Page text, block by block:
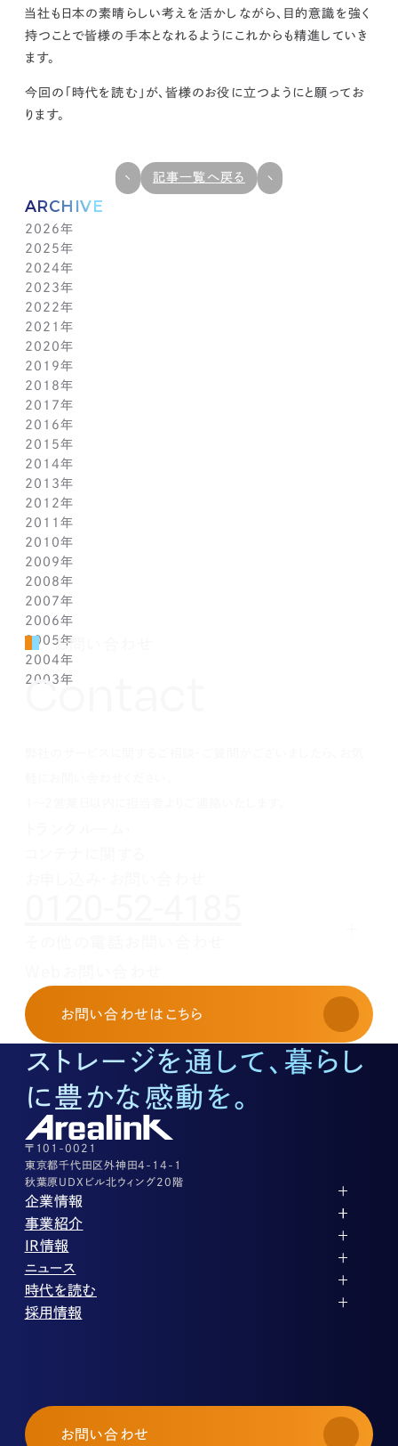
ARCHIVE
2026年
7月(1)
6月(1)
5月(1)
4月(1)
3月(1)
2月(1)
1月(1)
2025年
12月(1)
11月(1)
10月(1)
9月(1)
8月(1)
7月(1)
6月(1)
5月(1)
4月(1)
3月(1)
2月(1)
1月(2)
2024年
11月(1)
10月(1)
9月(1)
8月(1)
7月(1)
6月(1)
5月(1)
4月(1)
3月(1)
2月(1)
1月(2)
2023年
11月(1)
10月(1)
9月(1)
8月(1)
7月(1)
6月(1)
5月(1)
4月(1)
3月(1)
2月(1)
1月(2)
2022年
11月(1)
10月(1)
9月(1)
8月(1)
7月(1)
6月(1)
5月(1)
4月(1)
3月(2)
1月(2)
2021年
11月(1)
10月(1)
9月(1)
8月(1)
7月(1)
6月(1)
5月(1)
4月(1)
3月(1)
2月(1)
1月(2)
2020年
11月(2)
9月(2)
7月(1)
6月(2)
5月(2)
4月(3)
3月(2)
2月(1)
2019年
12月(2)
10月(1)
9月(2)
7月(1)
6月(2)
4月(1)
3月(1)
2月(1)
1月(1)
2018年
12月(1)
11月(1)
10月(1)
9月(2)
8月(1)
7月(1)
5月(1)
4月(1)
3月(1)
2月(1)
1月(1)
2017年
12月(1)
11月(1)
10月(1)
9月(1)
8月(1)
7月(1)
6月(1)
5月(1)
4月(1)
3月(1)
2月(1)
1月(1)
2016年
12月(1)
11月(1)
10月(1)
9月(1)
8月(1)
7月(1)
6月(1)
5月(1)
4月(1)
3月(1)
2月(1)
1月(1)
2015年
12月(1)
11月(1)
10月(1)
9月(1)
8月(1)
7月(1)
6月(1)
5月(1)
4月(1)
3月(1)
2月(1)
1月(1)
2014年
12月(1)
11月(1)
10月(1)
9月(1)
8月(1)
7月(1)
6月(1)
5月(1)
4月(1)
3月(1)
2月(1)
2013年
12月(1)
11月(1)
10月(1)
9月(1)
8月(1)
7月(1)
6月(1)
5月(1)
4月(1)
3月(1)
2012年
12月(1)
11月(1)
10月(1)
9月(1)
8月(1)
7月(1)
6月(1)
5月(1)
4月(1)
2011年
12月(1)
11月(1)
10月(1)
9月(1)
8月(1)
7月(1)
6月(1)
5月(1)
2010年
12月(1)
11月(1)
10月(1)
9月(1)
8月(1)
7月(1)
6月(1)
2009年
12月(1)
11月(1)
10月(1)
9月(1)
8月(1)
7月(1)
2008年
12月(1)
11月(1)
10月(1)
9月(1)
8月(1)
2007年
12月(1)
11月(1)
10月(1)
9月(1)
2006年
12月(1)
11月(1)
10月(1)
2005年
12月(1)
11月(1)
2004年
12月(1)
2003年
当社も日本の素晴らしい考えを活かしながら、目的意識を強く
持つことで皆様の手本となれるようにこれからも精進していき
ます。
今回の「時代を読む」が、皆様のお役に立つようにと願ってお
ります。
記事一覧へ戻る
お問い合わせ
Contact
お申し込み・お問い合わせ
03-3526-8568
土地活用に関するお問い合わせ
03-3526-8574
底地に関するお問い合わせ
03-3526-8572
株式に関するお問い合わせ
03-3526-8556
その他上記に当てはまらない案件等
03-3526-8556
お問い合わせ はこちら
ストレージを通して、暮らし
に豊かな感動を。
〒101-0021
東京都千代田区外神田4-14-1
秋葉原UDXビル北ウィング20階
企業情報
代表メッセージ
企業理念
会社概要
役員紹介
沿革
コーポレートガバナンス
事業紹介
ストレージ事業
パートナー制度
ストレージライフ
土地権利整備事業
オフィス事業
アセット事業
IR情報
IRカレンダー
中期経営計画
事業等のリスク
株式・株主情報
個人投資家の皆様へ
よくある質問・用語集
ニュース
PR
IR
時代を読む
投稿一覧
採用情報
採用エントリー
お問い合わせ